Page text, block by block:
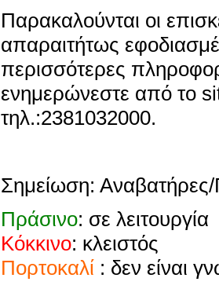
Παρακαλούνται οι
απαραιτήτως
περισσότερες
ενημερώνεστε από το
τηλ.:2381032000.
Σημείωση: Αναβατήρες/
Πράσινο: σε λειτουργία
Κόκκινο: κλειστός
Πορτοκαλί : δεν είναι